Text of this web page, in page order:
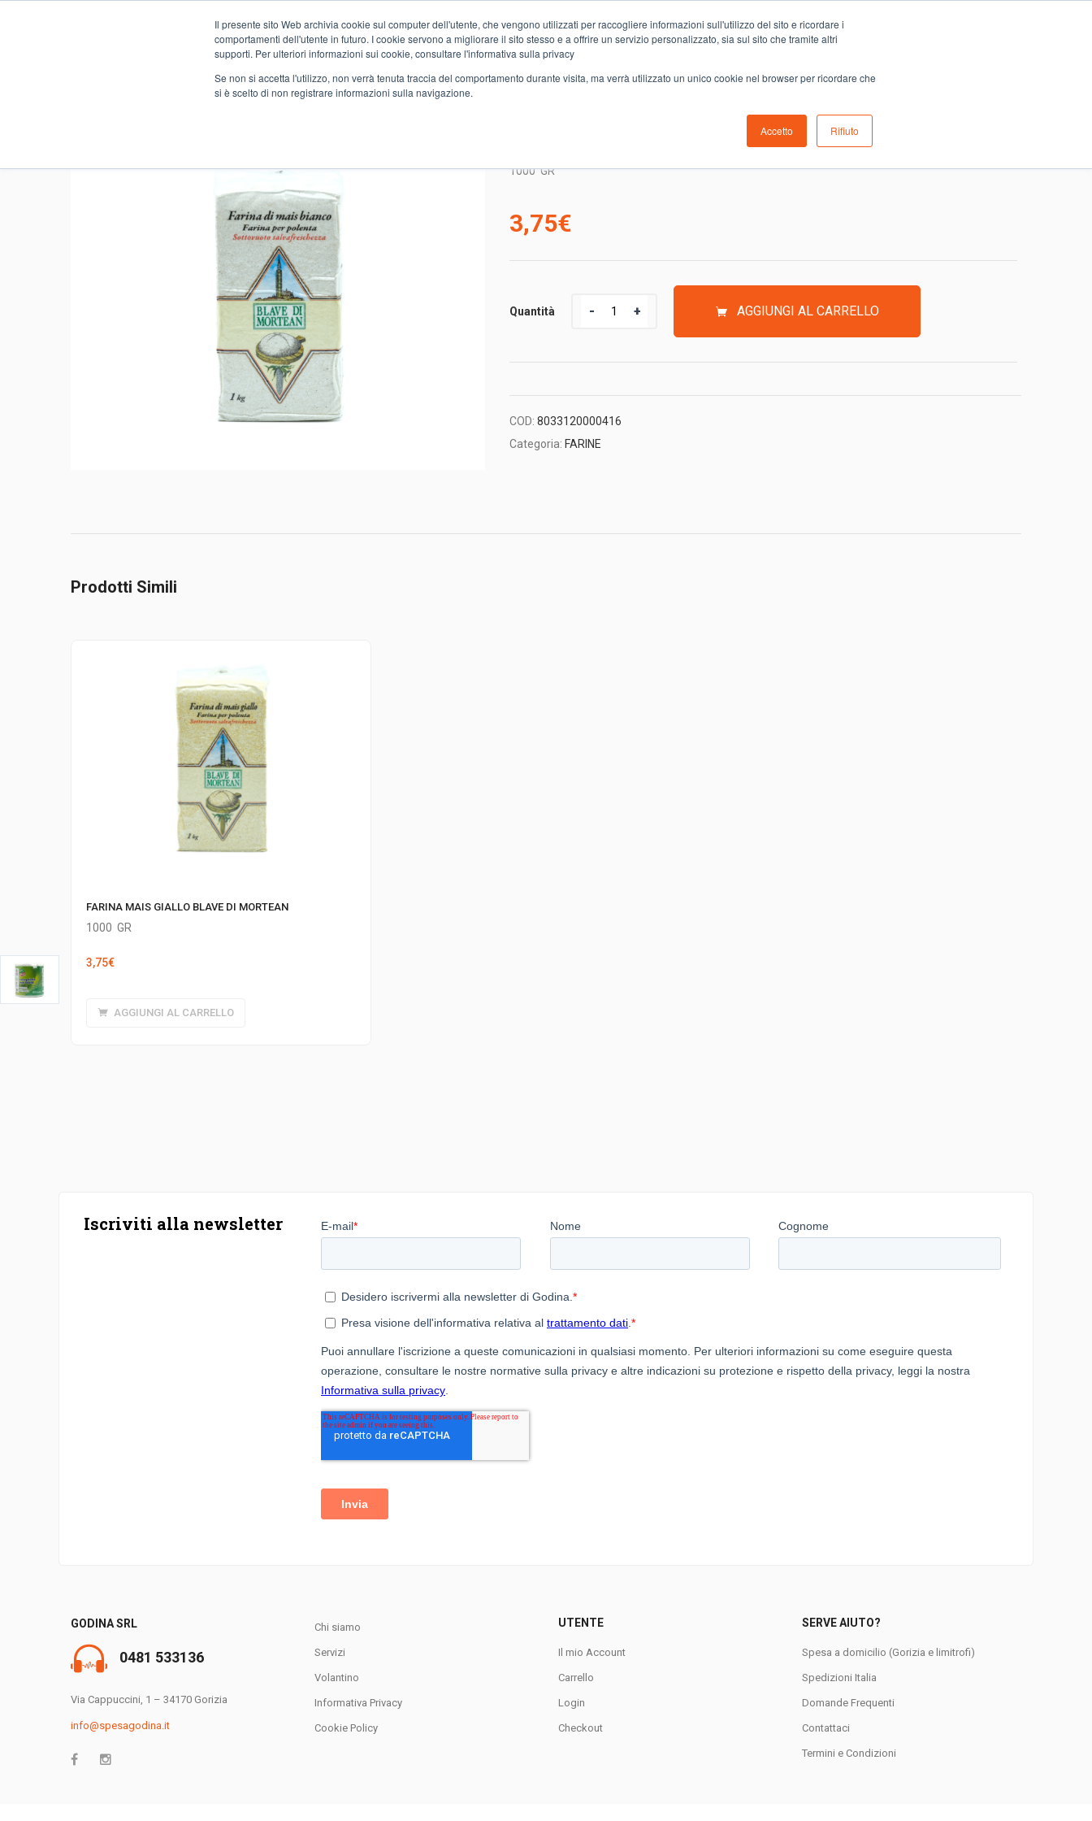
Il presente sito Web archivia cookie sul computer dell'utente, che vengono utilizzati per raccogliere informazioni sull'utilizzo del sito e ricordare i
comportamenti dell'utente in futuro. I cookie servono a migliorare il sito stesso e a offrire un servizio personalizzato, sia sul sito che tramite altri
supporti. Per ulteriori informazioni sui cookie, consultare l'informativa sulla privacy
Se non si accetta l'utilizzo, non verrà tenuta traccia del comportamento durante visita, ma verrà utilizzato un unico cookie nel browser per ricordare che
si è scelto di non registrare informazioni sulla navigazione.
Accetto Rifiuto
Novità Chi siamo Servizi Spesa online Carta Club A&O Volantino Serve aiuto?
FARINE FARINA MAIS BIANCO BLAVE DI MORTEAN
FARINA MAIS BIANCO BLAVE DI MORTEAN
1000 GR
3,75€
Quantità AGGIUNGI AL CARRELLO
COD: 8033120000416
Categoria: FARINE
Prodotti Simili
FARINA MAIS GIALLO BLAVE DI MORTEAN
1000 GR
3,75€
AGGIUNGI AL CARRELLO
Iscriviti alla newsletter
GODINA SRL
0481 533136
Via Cappuccini, 1 – 34170 Gorizia
info@spesagodina.it
Chi siamo
Servizi
Volantino
Informativa Privacy
Cookie Policy
UTENTE
Il mio Account
Carrello
Login
Checkout
SERVE AIUTO?
Spesa a domicilio (Gorizia e limitrofi)
Spedizioni Italia
Domande Frequenti
Contattaci
Termini e Condizioni